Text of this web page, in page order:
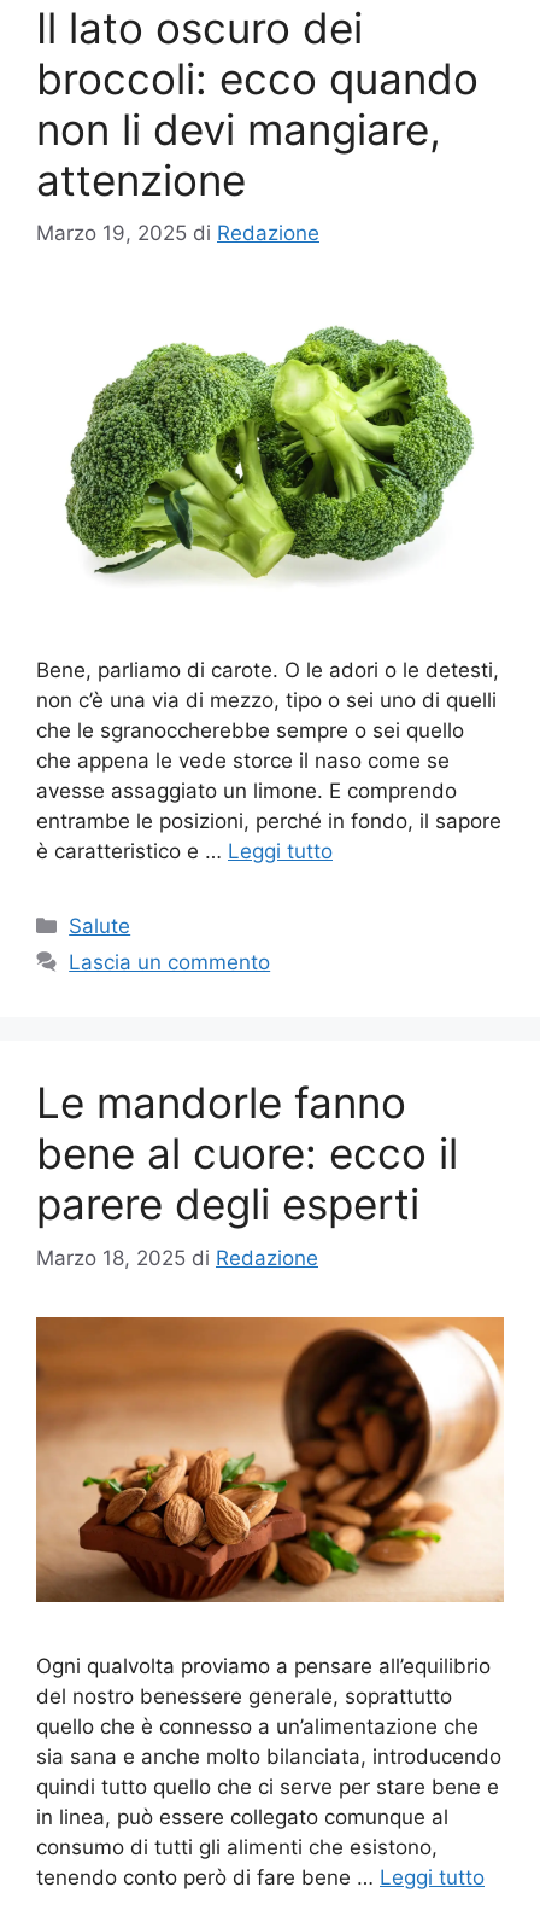
Il lato oscuro dei
broccoli: ecco quando
non li devi mangiare,
attenzione
Marzo 19, 2025 di Redazione
Bene, parliamo di carote. O le adori o le detesti,
non c’è una via di mezzo, tipo o sei uno di quelli
che le sgranoccherebbe sempre o sei quello
che appena le vede storce il naso come se
avesse assaggiato un limone. E comprendo
entrambe le posizioni, perché in fondo, il sapore
è caratteristico e … Leggi tutto
Categorie
Salute
Lascia un commento
Le mandorle fanno
bene al cuore: ecco il
parere degli esperti
Marzo 18, 2025 di Redazione
Ogni qualvolta proviamo a pensare all’equilibrio
del nostro benessere generale, soprattutto
quello che è connesso a un’alimentazione che
sia sana e anche molto bilanciata, introducendo
quindi tutto quello che ci serve per stare bene e
in linea, può essere collegato comunque al
consumo di tutti gli alimenti che esistono,
tenendo conto però di fare bene … Leggi tutto